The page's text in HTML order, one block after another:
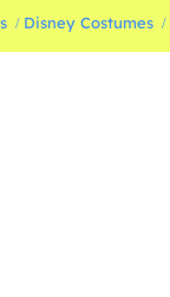
Disney Costumes